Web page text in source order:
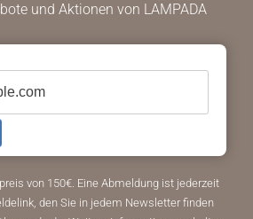
und Aktionen von LAMPADA
von 150€. Eine Abmeldung ist jederzeit
den Sie in jedem Newsletter finden